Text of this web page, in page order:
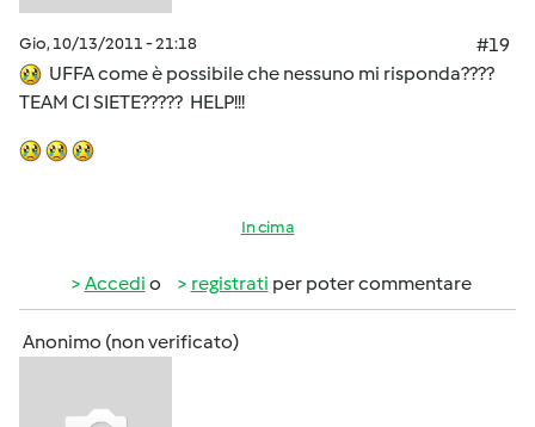
Gio, 10/13/2011 - 21:18
#19
UFFA come è possibile che nessuno mi risponda????
TEAM CI SIETE????? HELP!!!
In cima
Accedi o registrati per poter commentare
Anonimo (non verificato)